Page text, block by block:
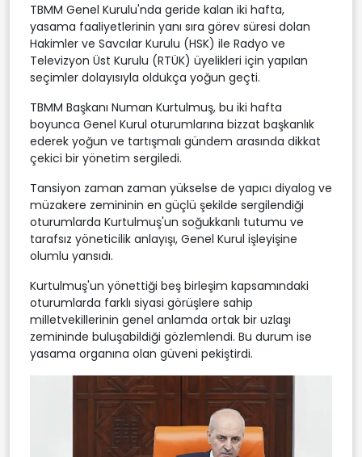
TBMM Genel Kurulu'nda geride kalan iki hafta,
yasama faaliyetlerinin yanı sıra görev süresi dolan
Hakimler ve Savcılar Kurulu (HSK) ile Radyo ve
Televizyon Üst Kurulu (RTÜK) üyelikleri için yapılan
seçimler dolayısıyla oldukça yoğun geçti.
TBMM Başkanı Numan Kurtulmuş, bu iki hafta
boyunca Genel Kurul oturumlarına bizzat başkanlık
ederek yoğun ve tartışmalı gündem arasında dikkat
çekici bir yönetim sergiledi.
Tansiyon zaman zaman yükselse de yapıcı diyalog ve
müzakere zemininin en güçlü şekilde sergilendiği
oturumlarda Kurtulmuş'un soğukkanlı tutumu ve
tarafsız yöneticilik anlayışı, Genel Kurul işleyişine
olumlu yansıdı.
Kurtulmuş'un yönettiği beş birleşim kapsamındaki
oturumlarda farklı siyasi görüşlere sahip
milletvekillerinin genel anlamda ortak bir uzlaşı
zemininde buluşabildiği gözlemlendi. Bu durum ise
yasama organına olan güveni pekiştirdi.